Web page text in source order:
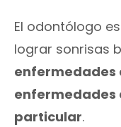
El odontólogo
lograr sonrisas
enfermedades
enfermedades
particular.